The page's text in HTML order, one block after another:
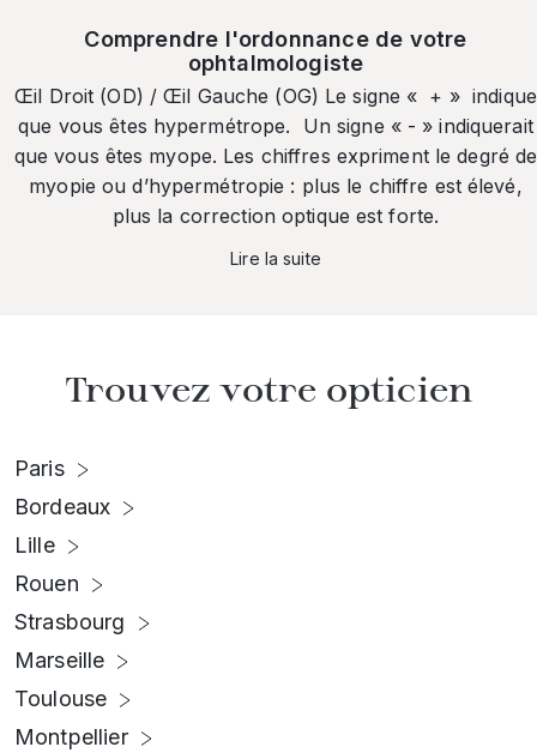
Comprendre l'ordonnance de votre
ophtalmologiste
Œil Droit (OD) / Œil Gauche (OG) Le signe « + » indique
que vous êtes hypermétrope. Un signe « - » indiquerait
que vous êtes myope. Les chiffres expriment le degré de
myopie ou d’hypermétropie : plus le chiffre est élevé,
plus la correction optique est forte.
Lire la suite
Trouvez votre opticien
Paris
Bordeaux
Lille
Rouen
Strasbourg
Marseille
Toulouse
Montpellier